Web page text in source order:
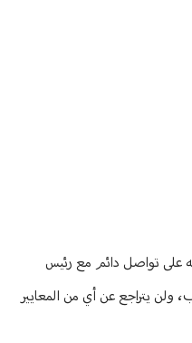
على تواصل دائم مع رئيس
ولن يتراجع عن أي من المعايير